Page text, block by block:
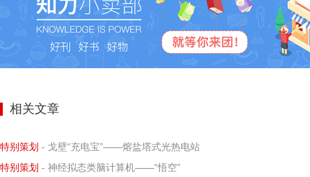
相关文章
特别策划 - 戈壁“充电宝”——熔盐塔式光热电站
特别策划 - 神经拟态类脑计算机——“悟空”